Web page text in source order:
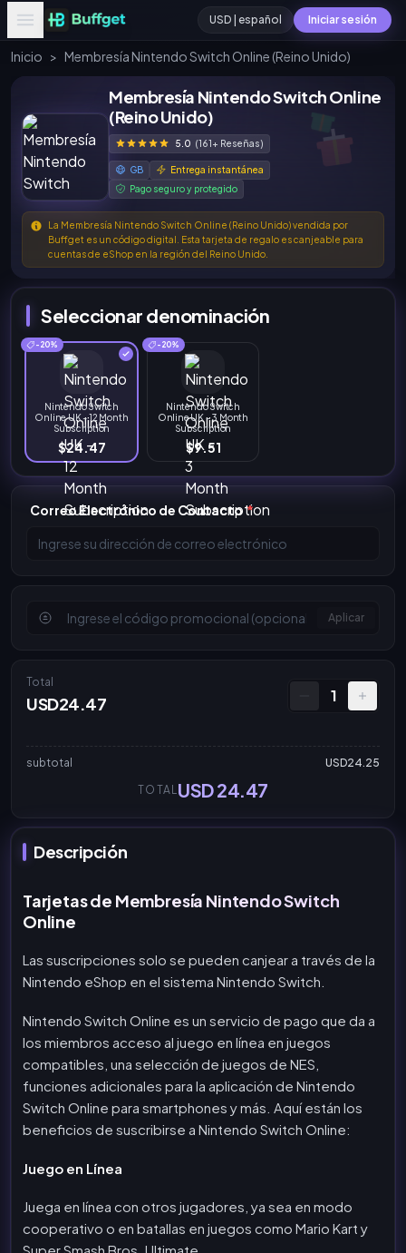
USD | español Iniciar sesión
Inicio > Membresía Nintendo Switch Online (Reino Unido)
Membresía Nintendo Switch Online
(Reino Unido)
5.0 (161+ Reseñas)
GB
Entrega instantánea
Pago seguro y protegido
La Membresía Nintendo Switch Online (Reino Unido) vendida por
Buffget es un código digital. Esta tarjeta de regalo es canjeable para
cuentas de eShop en la región del Reino Unido.
Seleccionar denominación
-20%
Nintendo Switch
Online UK - 12 Month
Subscription
$24.47
-20%
Nintendo Switch
Online UK - 3 Month
Subscription
$9.51
Correo Electrónico de Contacto *
Aplicar
Total
USD24.47 1
subtotal
USD24.25
TOTAL USD 24.47
Descripción
Tarjetas de Membresía Nintendo Switch
Online
Las suscripciones solo se pueden canjear a través de la
Nintendo eShop en el sistema Nintendo Switch.
Nintendo Switch Online es un servicio de pago que da a
los miembros acceso al juego en línea en juegos
compatibles, una selección de juegos de NES,
funciones adicionales para la aplicación de Nintendo
Switch Online para smartphones y más. Aquí están los
beneficios de suscribirse a Nintendo Switch Online:
Juego en Línea
Juega en línea con otros jugadores, ya sea en modo
cooperativo o en batallas en juegos como Mario Kart y